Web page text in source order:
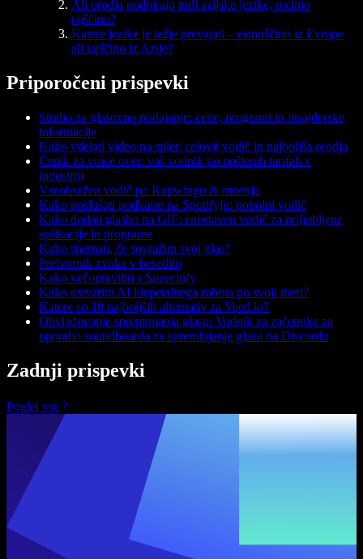
Ali orodja podpirajo tudi azijske jezike, recimo
tajščino?
Katere jezike je težje prevajati – estonščino iz Evrope
ali tajščino iz Azije?
Priporočeni prispevki
Studio za glasovno podajanje: cene, programi in insajderske
informacije
Kako vdelati video na splet: celovit vodič in najboljša orodja
Cenik za voice over: vaš vodnik po poštenih tarifah v
industriji
Vseobsežen vodič po Kapwingu & mnenja
Kako poslušati podkaste na Spotifyju: popolni vodič
Kako dodati glasbo na GIF: enostaven vodič za priljubljene
aplikacije in programe
Kako snemati, če sovražim svoj glas?
Pretvornik zvoka v besedilo
Kako večopraviliti s Speechify
Kako ustvarim AI klepetalnega robota po svoji meri?
Katere so 10 najboljših alternativ za Veed.io?
Obvladovanje spreminjanja glasu: Vodnik za začetnike za
uporabo soundboarda za spreminjanje glasu na Discordu
Zadnji prispevki
Poglej vse